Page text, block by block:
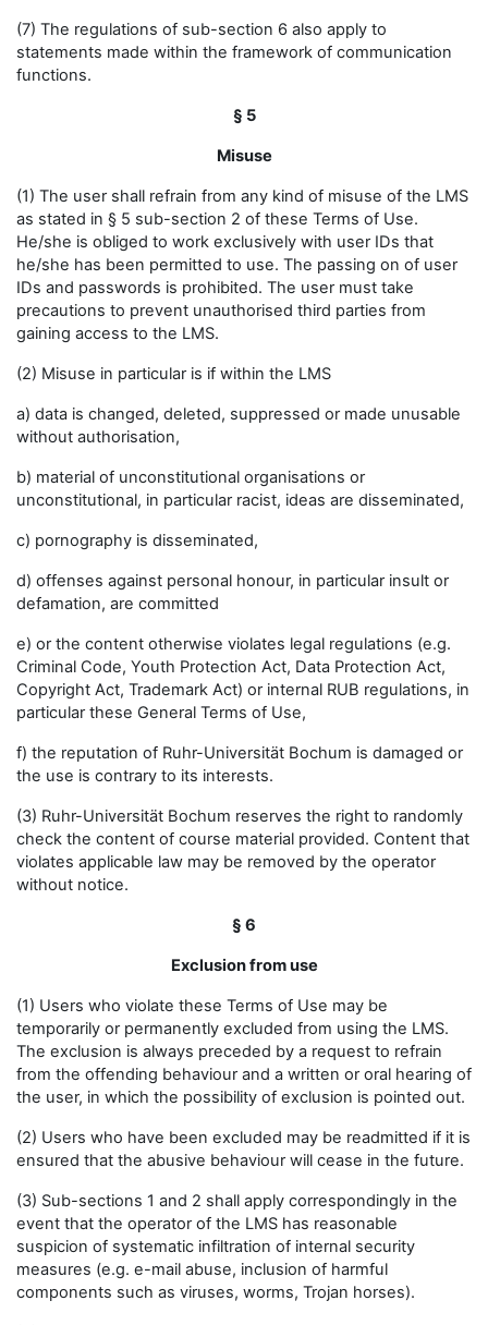
(7) The regulations of sub-section 6 also apply to
statements made within the framework of communication
functions.
§ 5
Misuse
(1) The user shall refrain from any kind of misuse of the LMS
as stated in § 5 sub-section 2 of these Terms of Use.
He/she is obliged to work exclusively with user IDs that
he/she has been permitted to use. The passing on of user
IDs and passwords is prohibited. The user must take
precautions to prevent unauthorised third parties from
gaining access to the LMS.
(2) Misuse in particular is if within the LMS
a) data is changed, deleted, suppressed or made unusable
without authorisation,
b) material of unconstitutional organisations or
unconstitutional, in particular racist, ideas are disseminated,
c) pornography is disseminated,
d) offenses against personal honour, in particular insult or
defamation, are committed
e) or the content otherwise violates legal regulations (e.g.
Criminal Code, Youth Protection Act, Data Protection Act,
Copyright Act, Trademark Act) or internal RUB regulations, in
particular these General Terms of Use,
f) the reputation of Ruhr-Universität Bochum is damaged or
the use is contrary to its interests.
(3) Ruhr-Universität Bochum reserves the right to randomly
check the content of course material provided. Content that
violates applicable law may be removed by the operator
without notice.
§ 6
Exclusion from use
(1) Users who violate these Terms of Use may be
temporarily or permanently excluded from using the LMS.
The exclusion is always preceded by a request to refrain
from the offending behaviour and a written or oral hearing of
the user, in which the possibility of exclusion is pointed out.
(2) Users who have been excluded may be readmitted if it is
ensured that the abusive behaviour will cease in the future.
(3) Sub-sections 1 and 2 shall apply correspondingly in the
event that the operator of the LMS has reasonable
suspicion of systematic infiltration of internal security
measures (e.g. e-mail abuse, inclusion of harmful
components such as viruses, worms, Trojan horses).